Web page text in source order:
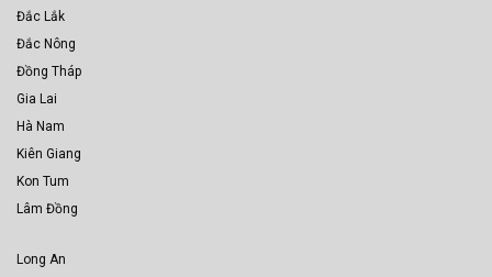
Đắc Lắk
Đắc Nông
Đồng Tháp
Gia Lai
Hà Nam
Kiên Giang
Kon Tum
Lâm Đồng
Long An